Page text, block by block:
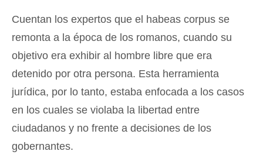
Cuentan los expertos que el habeas corpus se
remonta a la época de los romanos, cuando su
objetivo era exhibir al hombre libre que era
detenido por otra persona. Esta herramienta
jurídica, por lo tanto, estaba enfocada a los casos
en los cuales se violaba la libertad entre
ciudadanos y no frente a decisiones de los
gobernantes.